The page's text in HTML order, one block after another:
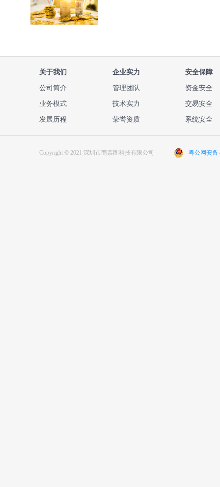
关于我们
公司简介
业务模式
发展历程
企业实力
管理团队
技术实力
荣誉资质
安全保障
资金安全
交易安全
系统安全
Copyright © 2021 深圳市商票圈科技有限公司 粤公网安备